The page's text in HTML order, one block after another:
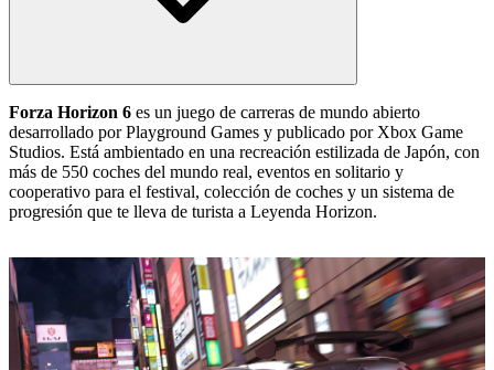
Forza Horizon 6 es un juego de carreras de mundo abierto
desarrollado por Playground Games y publicado por Xbox Game
Studios. Está ambientado en una recreación estilizada de Japón, con
más de 550 coches del mundo real, eventos en solitario y
cooperativo para el festival, colección de coches y un sistema de
progresión que te lleva de turista a Leyenda Horizon.